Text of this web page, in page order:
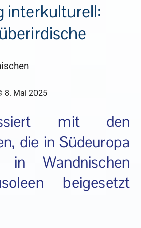
interkulturell:
8. Mai 2025
mit den
die in Südeuropa
in Wandnischen
beigesetzt